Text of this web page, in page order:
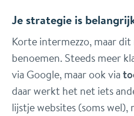
Je strategie is
Korte intermezzo, maar
benoemen. Steeds meer
via Google, maar ook via
daar werkt het net iets
lijstje websites (soms